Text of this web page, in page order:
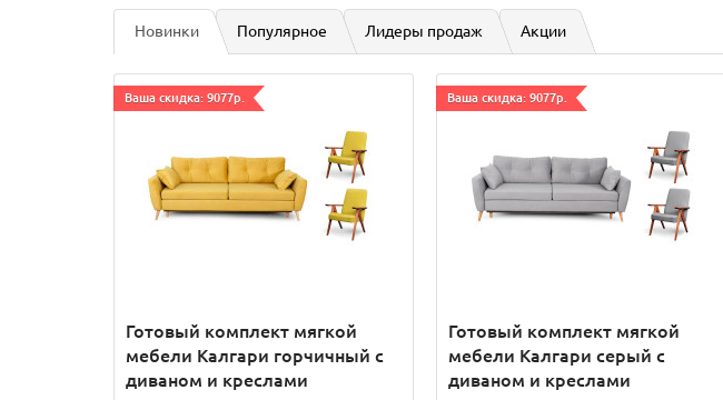
Новинки Популярное Лидеры продаж Акции
Ваша скидка: 9077р.
Готовый комплект мягкой
мебели Калгари горчичный с
диваном и креслами
Ваша скидка: 9077р.
Готовый комплект мягкой
мебели Калгари серый с
диваном и креслами